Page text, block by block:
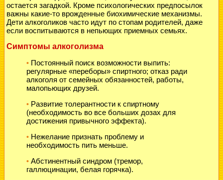
остается загадкой. Кроме психологических предпосылок
важны какие-то врожденные биохимические механизмы.
Дети алкоголиков часто идут по стопам родителей, даже
если воспитываются в непьющих приемных семьях.
Симптомы алкоголизма
• Постоянный поиск возможности выпить:
регулярные «переборы» спиртного; отказ ради
алкоголя от семейных обязанностей, работы,
малопьющих друзей.
• Развитие толерантности к спиртному
(необходимость во все больших дозах для
достижения привычного эффекта).
• Нежелание признать проблему и
необходимость пить меньше.
• Абстинентный синдром (тремор,
галлюцинации, белая горячка).